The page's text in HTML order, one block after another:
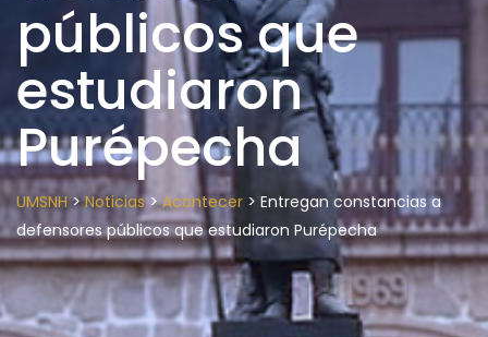
públicos que
estudiaron
Purépecha
UMSNH>Noticias>Acontecer > Entregan constancias a
defensores públicos que estudiaron Purépecha